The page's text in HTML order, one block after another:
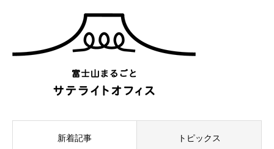
新着記事 トピックス